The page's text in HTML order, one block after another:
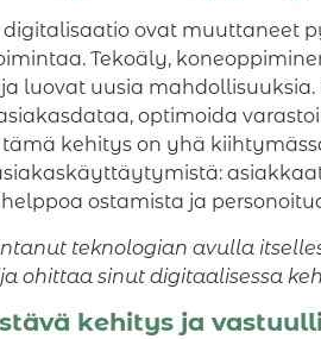
ovat muuttaneet
Tekoäly,
luovat uusia mahdollisuuksia.
optimoida
kehitys on yhä
ostamista ja
teknologian avulla
ohittaa sinut digitaalisessa
kehitys ja